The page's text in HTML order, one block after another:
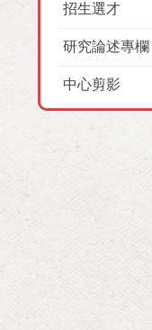
招生選才
研究論述專欄
中心剪影